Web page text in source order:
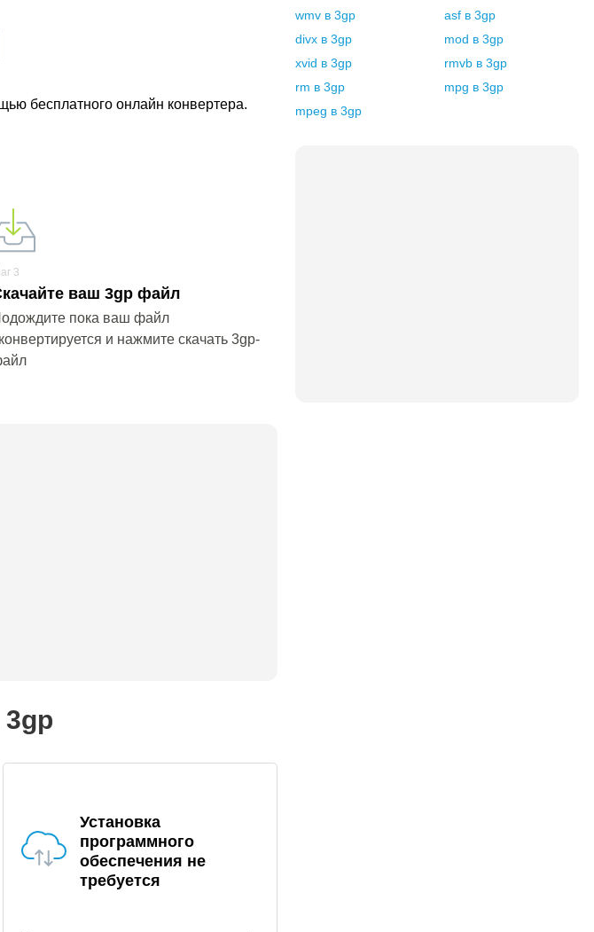
бесплатного онлайн конвертера.
3
ваш 3gp файл
пока ваш файл
и нажмите скачать 3gp-
Установка
программного
обеспечения не
требуется
wmv в 3gp asf в 3gp
divx в 3gp mod в 3gp
xvid в 3gp rmvb в 3gp
rm в 3gp mpg в 3gp
mpeg в 3gp